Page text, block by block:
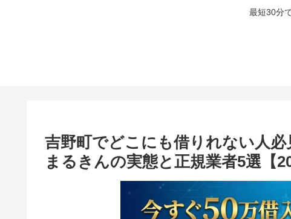
最短30分
吉野町でどこにも借りれない人
まるきんの実態と正規業者5選【